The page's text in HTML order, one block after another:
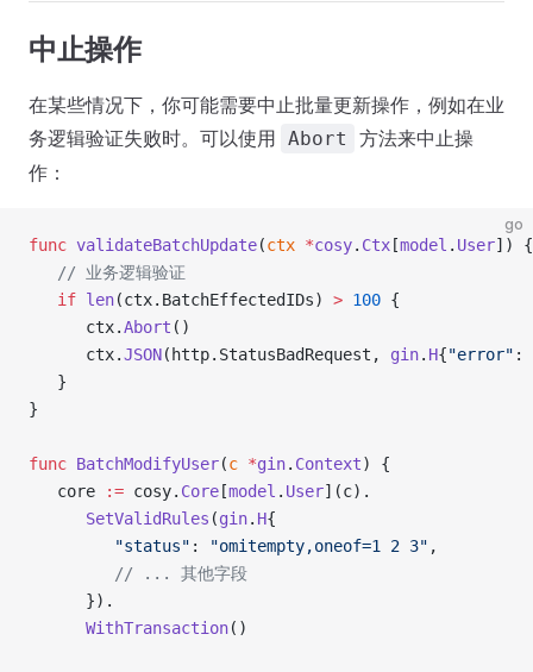
中止操作
在某些情况下，你可能需要中止批量更新操作，例如在业
务逻辑验证失败时。可以使用 Abort
方法来中止操
作：
go
func validateBatchUpdate(ctx *cosy. Ctx [model . User]) {
   // 业务逻辑验证
   if
len(ctx.BatchEffectedIDs) > 100 {
      ctx.
Abort ()
      ctx.
JSON(http.StatusBadRequest, gin. H{"error" :
   }
}
func BatchModifyUser(c *gin. Context) {
   core
:= cosy. Core [model . User](c).
      SetValidRules
(gin. H{
         "status"
: "omitempty,oneof=1 2 3" ,
         // ... 其他字段
      }).
      WithTransaction
()